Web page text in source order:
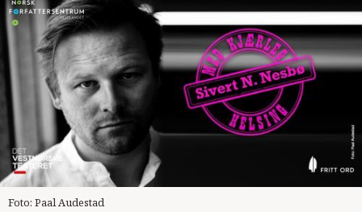
Foto: Paal Audestad